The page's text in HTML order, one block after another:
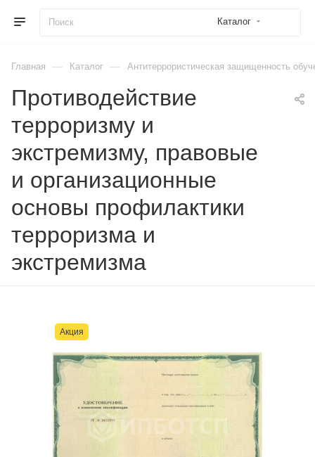
Каталог
Главная — Каталог — Антитеррористическая защищенность
Противодействие
терроризму и
экстремизму, правовые
и организационные
основы профилактики
терроризма и
экстремизма
Акция